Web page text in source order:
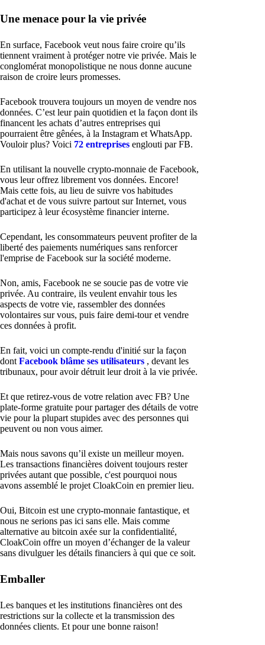
Une menace pour la vie privée
En surface, Facebook veut nous faire croire qu’ils
tiennent vraiment à protéger notre vie privée. Mais le
conglomérat monopolistique ne nous donne aucune
raison de croire leurs promesses.
Facebook trouvera toujours un moyen de vendre nos
données. C’est leur pain quotidien et la façon dont ils
financent les achats d’autres entreprises qui
pourraient être gênées, à la Instagram et WhatsApp.
Vouloir plus? Voici 72 entreprises englouti par FB.
En utilisant la nouvelle crypto-monnaie de Facebook,
vous leur offrez librement vos données. Encore!
Mais cette fois, au lieu de suivre vos habitudes
d'achat et de vous suivre partout sur Internet, vous
participez à leur écosystème financier interne.
Cependant, les consommateurs peuvent profiter de la
liberté des paiements numériques sans renforcer
l'emprise de Facebook sur la société moderne.
Non, amis, Facebook ne se soucie pas de votre vie
privée. Au contraire, ils veulent envahir tous les
aspects de votre vie, rassembler des données
volontaires sur vous, puis faire demi-tour et vendre
ces données à profit.
En fait, voici un compte-rendu d'initié sur la façon
dont Facebook blâme ses utilisateurs , devant les
tribunaux, pour avoir détruit leur droit à la vie privée.
Et que retirez-vous de votre relation avec FB? Une
plate-forme gratuite pour partager des détails de votre
vie pour la plupart stupides avec des personnes qui
peuvent ou non vous aimer.
Mais nous savons qu’il existe un meilleur moyen.
Les transactions financières doivent toujours rester
privées autant que possible, c'est pourquoi nous
avons assemblé le projet CloakCoin en premier lieu.
Oui, Bitcoin est une crypto-monnaie fantastique, et
nous ne serions pas ici sans elle. Mais comme
alternative au bitcoin axée sur la confidentialité,
CloakCoin offre un moyen d’échanger de la valeur
sans divulguer les détails financiers à qui que ce soit.
Emballer
Les banques et les institutions financières ont des
restrictions sur la collecte et la transmission des
données clients. Et pour une bonne raison!